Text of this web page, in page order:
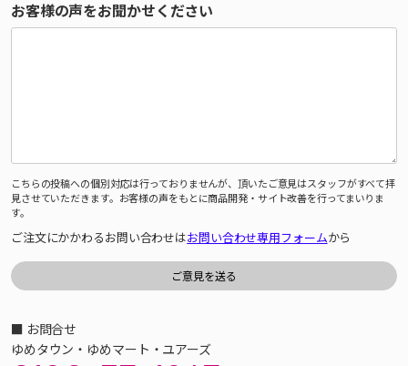
お客様の声をお聞かせください
こちらの投稿への個別対応は行っておりませんが、頂いたご意見はスタッフがすべて拝
見させていただきます。お客様の声をもとに商品開発・サイト改善を行ってまいりま
す。
ご注文にかかわるお問い合わせはお問い合わせ専用フォームから
■ お問合せ
ゆめタウン・ゆめマート・ユアーズ